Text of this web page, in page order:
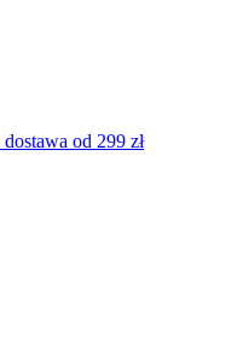
od 299 zł